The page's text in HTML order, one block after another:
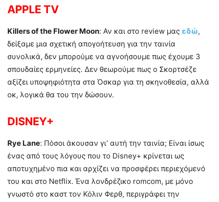
APPLE TV
Killers of the Flower Moon: Αν και στο review μας εδώ,
δείξαμε μια σχετική απογοήτευση για την ταινία
συνολικά, δεν μπορούμε να αγνοήσουμε πως έχουμε 3
σπουδαίες ερμηνείες. Δεν θεωρούμε πως ο Σκορτσέζε
αξίζει υποψηφιότητα στα Όσκαρ για τη σκηνοθεσία, αλλά
οκ, λογικά θα του την δώσουν.
DISNEY+
Rye Lane: Πόσοι άκουσαν γι’ αυτή την ταινία; Είναι ίσως
ένας από τους λόγους που το Disney+ κρίνεται ως
αποτυχημένο πια και αρχίζει να προσφέρει περιεχόμενό
του και στο Netflix. Ένα λονδρέζικο romcom, με μόνο
γνωστό στο καστ τον Κόλιν Φερθ, περιγράφει την